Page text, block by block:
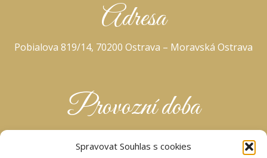
Spravovat Souhlas s cookies
Adresa
Pobialova 819/14, 70200 Ostrava – Moravská Ostrava
Provozní doba
služby Vám budou poskytnuty po provedené